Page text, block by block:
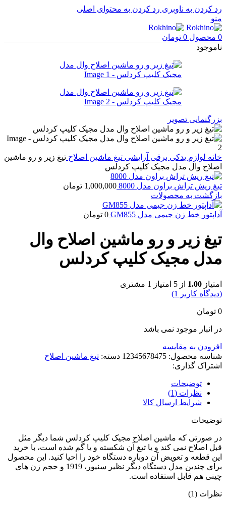
رد کردن به ناوبری رد کردن به محتوای اصلی
منو
0 محصول 0 تومان
ناموجود
بزرگنمایی تصویر
خانه لوازم یدکی برقی آرایشی تیغ ماشین اصلاح تیغ زیر و رو ماشین
اصلاح وال مدل مجیک کلیپ کردلس
تیغ ریش تراش براون مدل 8000 1,000,000 تومان
بازگشت به محصولات
آداپتور خط زن جیمی مدل GM855 0 تومان
تیغ زیر و رو ماشین اصلاح وال
مدل مجیک کلیپ کردلس
امتیاز 1.00 از 5 امتیاز 1 مشتری
(دیدگاه کاربر
1
)
0 تومان
در انبار موجود نمی باشد
افزودن به مقایسه
شناسه محصول: 12345678475 دسته: تیغ ماشین اصلاح
اشتراک گذاری:
توضیحات
نظرات (1)
شرایط ارسال کالا
توضیحات
در صورتی که ماشین اصلاح مجیک کلیپ کردلس شما دیگر مثل
قبل اصلاح نمی کند و یا تیغ آن شکسته و یا گم شده است، با خرید
این قطعه و تعویض آن دوباره دستگاه خود را احیا کنید. این محصول
برای چندین مدل دستگاه دیگر نظیر سنیور، 1919 و حجم زن های
چینی هم قابل استفاده است.
نظرات (1)